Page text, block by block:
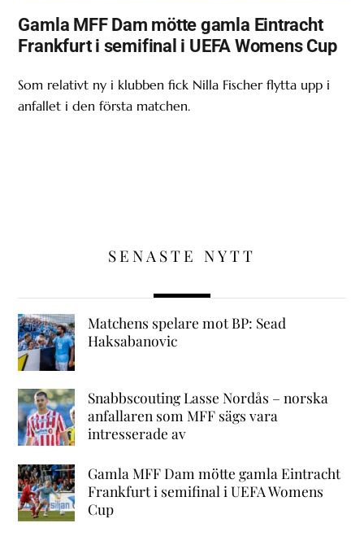
Gamla MFF Dam mötte gamla Eintracht
Frankfurt i semifinal i UEFA Womens Cup
Som relativt ny i klubben fick Nilla Fischer flytta upp i
anfallet i den första matchen.
SENASTE NYTT
Matchens spelare mot BP: Sead
Haksabanovic
Snabbscouting Lasse Nordås – norska
anfallaren som MFF sägs vara
intresserade av
Gamla MFF Dam mötte gamla Eintracht
Frankfurt i semifinal i UEFA Womens
Cup